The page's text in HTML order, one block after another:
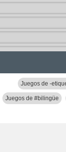
Juegos de -
Juegos de #bilingüe